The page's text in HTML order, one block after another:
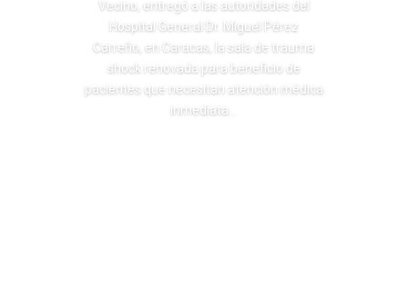
Vecino, entregó a las autoridades del
Hospital General Dr. Miguel Pérez
Carreño, en Caracas, la sala de trauma
shock renovada para beneficio de
pacientes que necesitan atención médica
inmediata...